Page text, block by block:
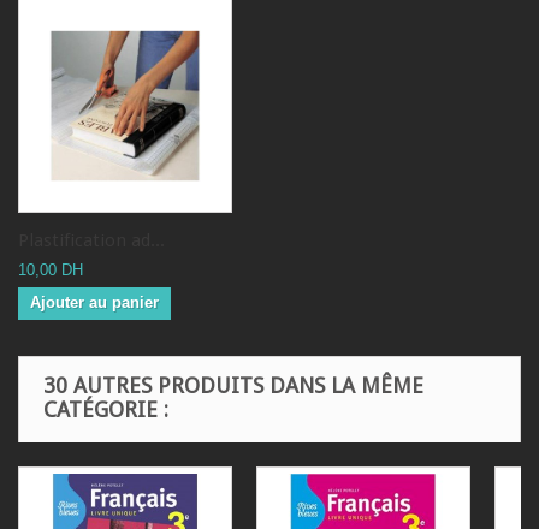
10,00 DH
Ajouter au panier
30 AUTRES PRODUITS DANS LA MÊME
CATÉGORIE :